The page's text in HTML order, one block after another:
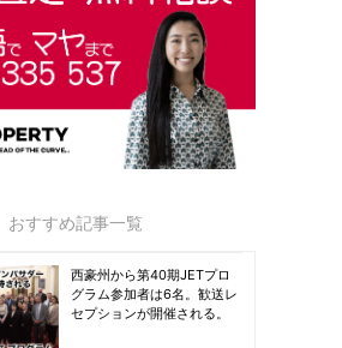
おすすめ記事一覧
西豪州から第40期JETプロ
グラム参加者は6名。歓送レ
セプションが開催される。